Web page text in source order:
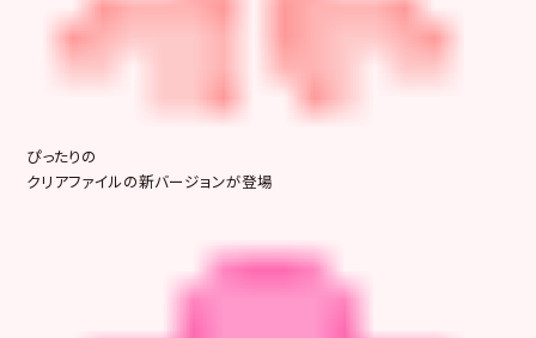
ぴったりの
クリアファイルの新バージョンが登場